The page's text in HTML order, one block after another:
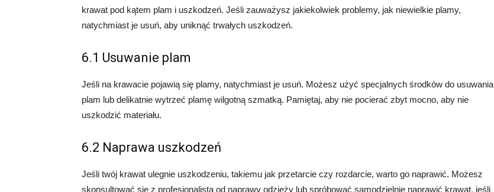
krawat pod kątem plam i uszkodzeń. Jeśli zauważysz jakiekolwiek problemy, jak niewielkie plamy,
natychmiast je usuń, aby uniknąć trwałych uszkodzeń.
6.1 Usuwanie plam
Jeśli na krawacie pojawią się plamy, natychmiast je usuń. Możesz użyć specjalnych środków do usuwania
plam lub delikatnie wytrzeć plamę wilgotną szmatką. Pamiętaj, aby nie pocierać zbyt mocno, aby nie
uszkodzić materiału.
6.2 Naprawa uszkodzeń
Jeśli twój krawat ulegnie uszkodzeniu, takiemu jak przetarcie czy rozdarcie, warto go naprawić. Możesz
skonsultować się z profesjonalistą od naprawy odzieży lub spróbować samodzielnie naprawić krawat, jeśli